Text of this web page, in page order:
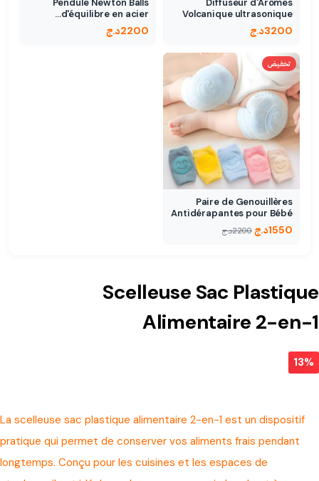
Diffuseur d'Arômes
Volcanique ultrasonique
300ml
3200د.ج
Pendule Newton Balls
d'équilibre en acier…
2200د.ج
تخفيض
Paire de Genouillères
Antidérapantes pour Bébé
1550د.ج 2200د.ج
Scelleuse Sac Plastique
Alimentaire 2-en-1
13%
La scelleuse sac plastique alimentaire 2-en-1 est un dispositif
pratique qui permet de conserver vos aliments frais pendant
longtemps. Conçu pour les cuisines et les espaces de